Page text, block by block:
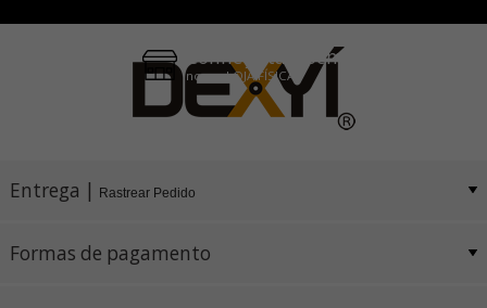
Conheça também
nossa LOJA FÍSICA
Entrega | Rastrear Pedido
Formas de pagamento